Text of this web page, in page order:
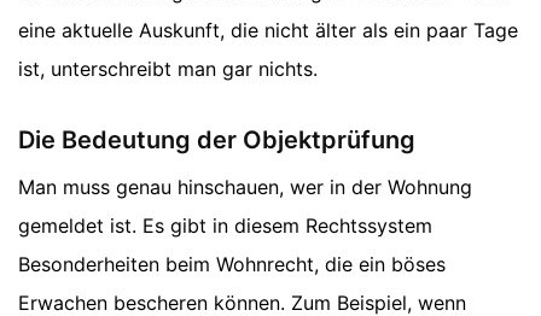
eine aktuelle Auskunft, die nicht älter als ein paar Tage
ist, unterschreibt man gar nichts.
Die Bedeutung der Objektprüfung
Man muss genau hinschauen, wer in der Wohnung
gemeldet ist. Es gibt in diesem Rechtssystem
Besonderheiten beim Wohnrecht, die ein böses
Erwachen bescheren können. Zum Beispiel, wenn